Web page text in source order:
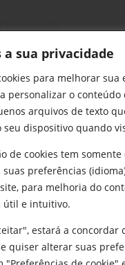
sua privacidade
para melhorar sua
personalizar o conteúdo
arquivos de texto
seu dispositivo quando
de cookies tem
preferências
para melhoria do
útil e intuitivo.
estará a concordar
quiser alterar suas
1171
de Caparica